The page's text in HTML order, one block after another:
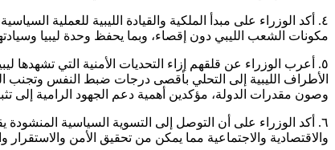
٤. أكد الوزراء على مبدأ الملكية والقيادة الليبية للعملية
مكونات الشعب الليبي دون إقصاء، وبما يحفظ وحدة ليبيا
٥. أعرب الوزراء عن قلقهم إزاء التحديات الأمنية التي تشهدها
الأطراف الليبية إلى التحلي بأقصى درجات ضبط النفس وتجنب
وصون مقدرات الدولة، مؤكدين أهمية دعم الجهود الرامية إلى
٦. أكد الوزراء على أن التوصل إلى التسوية السياسية
والاقتصادية والاجتماعية مما يمكن من تحقيق الأمن والاستقرار